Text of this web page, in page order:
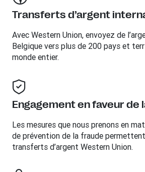
Transferts d’argent
Avec Western Union, envoyez de
Belgique vers plus de 200 pays et
monde entier.
Engagement en faveur de
Les mesures que nous prenons en
de prévention de la fraude
transferts d’argent Western Union.